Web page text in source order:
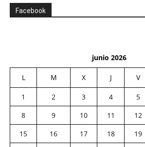
Facebook
junio 2026
L M X J V
1 2 3 4 5
8
9 10 11 12
15
16 17 18 19